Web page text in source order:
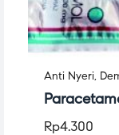
Anti Nyeri,
Rp4.300